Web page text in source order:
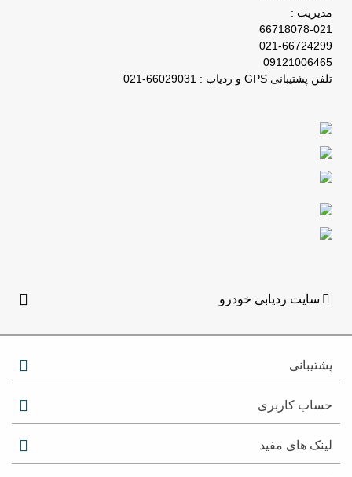
مدیریت :
66718078-021
021-66724299
09121006465
تلفن پشتیبانی GPS و ردیاب : 66029031-021
سایت ردیابی خودرو
پشتیبانی
حساب کاربری
لینک های مفید